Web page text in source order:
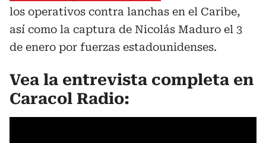
los operativos contra lanchas en el Caribe,
así como la captura de Nicolás Maduro el 3
de enero por fuerzas estadounidenses.
Vea la entrevista completa en
Caracol Radio: